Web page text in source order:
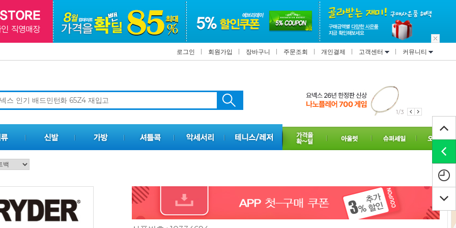
로그인 회원가입 장바구니 주문조회 개인결제 고객센터 커뮤니티
2/3